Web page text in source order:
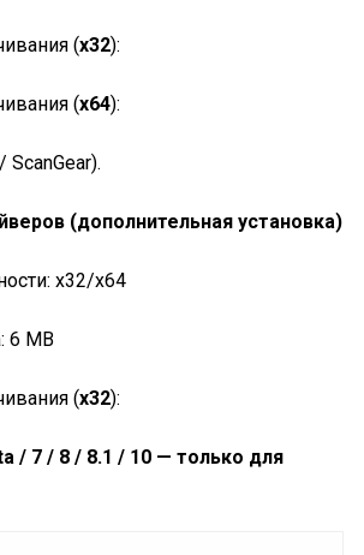
(x32):
(x64):
(дополнительная установка)
x32/x64
6 MB
(x32):
/ 7 / 8 / 8.1 / 10 — только для